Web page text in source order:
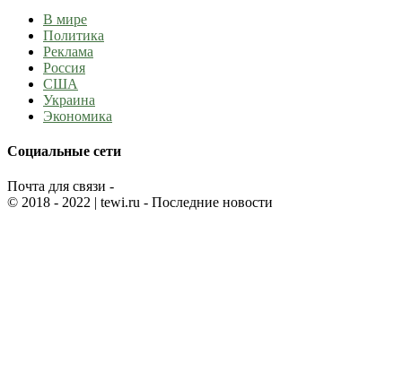
В мире
Политика
Реклама
Россия
США
Украина
Экономика
Социальные сети
Почта для связи -
© 2018 - 2022 | tewi.ru - Последние новости